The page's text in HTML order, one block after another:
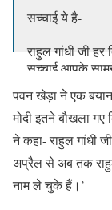
सच्चाई ये है-
राहुल गांधी जी
सच्चाई आपके
राहुल गांधी जी
उद्योगपतियों के…
— Congress
पवन खेड़ा ने एक
मोदी इतने बौखला
ने कहा- राहुल गांधी
अप्रैल से अब तक
नाम ले चुके हैं।’